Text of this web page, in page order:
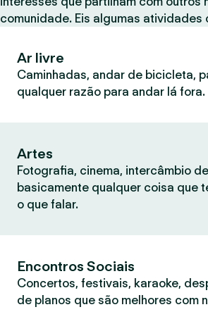
comunidade. Eis algumas atividades
Ar livre
Caminhadas, andar de bicicleta,
qualquer razão para andar lá fora.
Artes
Fotografia, cinema, intercâmbio
basicamente qualquer coisa que
o que falar.
Encontros Sociais
Concertos, festivais, karaoke,
de planos que são melhores com